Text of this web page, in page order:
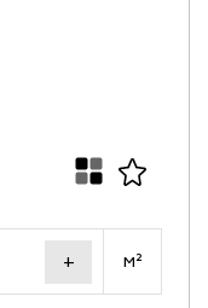
+ м²